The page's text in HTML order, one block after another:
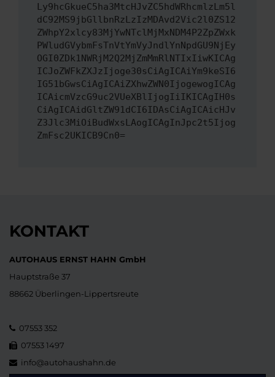
Ly9hcGkueC5ha3MtcHJvZC5hdWRhcmlzLm5l
dC92MS9jbGllbnRzLzIzMDAvd2Vic2l0ZS12
ZWhpY2xlcy83MjYwNTclMjMxNDM4P2ZpZWxk
PWludGVybmFsTnVtYmVyJndlYnNpdGU9NjEy
OGI0ZDk1NWRjM2Q2MjZmMmRlNTIxIiwKICAg
ICJoZWFkZXJzIjoge30sCiAgICAiYm9keSI6
IG51bGwsCiAgICAiZXhwZWN0IjogewogICAg
ICAicmVzcG9uc2VUeXBlIjogIiIKICAgIH0s
CiAgICAidGltZW91dCI6IDAsCiAgICAicHJv
Z3Jlc3MiOiBudWxsLAogICAgInJpc2t5Ijog
ZmFsc2UKICB9Cn0=
KONTAKT
AUTOHAUS ERNST HAHN GmbH
Hauptstraße 37
88662 Überlingen-Lippertsreute
07553 352
07553 1497
info@autohaushahn.de